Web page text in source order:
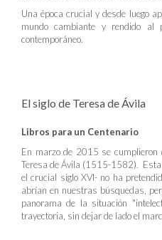
Una época crucial y desde luego
mundo cambiante y rendido al
contemporáneo.
El siglo de Teresa de Ávila
Libros para un Centenario
En marzo de 2015 se cumplieron
Teresa de Ávila (1515-1582). Esta
el crucial siglo XVI- no ha
abrían en nuestras búsquedas,
panorama de la situación
trayectoria, sin dejar de lado el